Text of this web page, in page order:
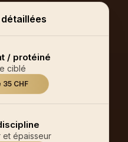
/ protéiné
ciblé
CHF
et épaisseur